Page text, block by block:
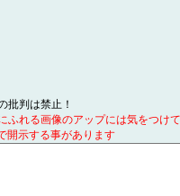
批判は禁止！
ふれる画像のアップには気をつけ
開示する事があります